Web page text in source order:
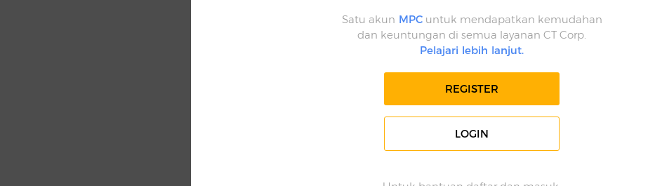
Satu akun MPCuntuk mendapatkan kemudahan
dan keuntungan di semua layanan CT Corp.
Pelajari lebih lanjut.
REGISTER
LOGIN